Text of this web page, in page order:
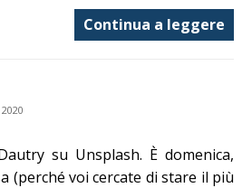
Continua a leggere
su Unsplash. È domenica,
(perché voi cercate di stare il più